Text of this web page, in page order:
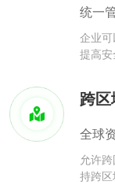
统一
企业
提高安
跨
全球
允许
持跨区